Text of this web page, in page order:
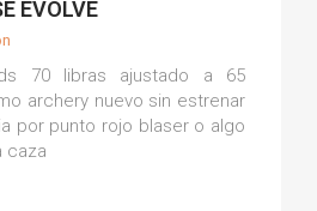
EVOLVE
70 libras ajustado a 65
archery nuevo sin estrenar
por punto rojo blaser o algo
caza